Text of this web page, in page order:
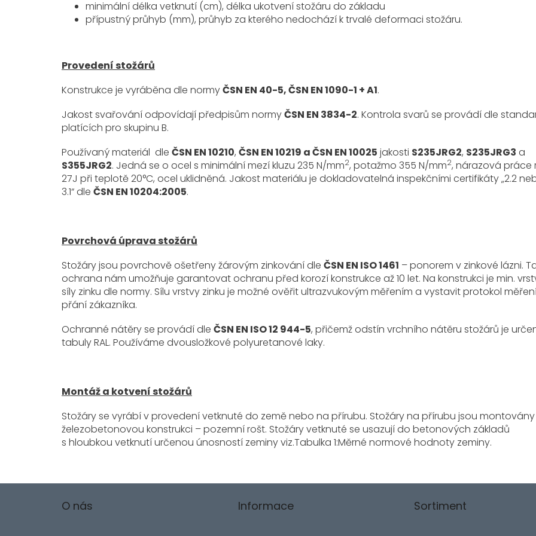
minimální délka vetknutí (cm), délka ukotvení stožáru do základu
přípustný průhyb (mm), průhyb za kterého nedochází k trvalé deformaci stožáru.
Provedení stožárů
Konstrukce je vyráběna dle normyČSN EN 40-5, ČSN EN 1090-1 + A1.
Jakost svařování odpovídají předpisům normyČSN EN 3834-2. Kontrola svarů se provádí dle
platících pro skupinu B.
Používaný materiál dle ČSN EN 10210, ČSN EN 10219 a ČSN EN 10025 jakosti S235JRG2, S235JRG3 a
S355JRG2. Jedná se o ocel s minimální mezí kluzu 235 N/mm2, potažmo 355 N/mm2, nárazová práce
27J při teplotě 20°C, ocel uklidněná. Jakost materiálu je dokladovatelná inspekčními certifikáty „2.2
3.1“ dle ČSN EN 10204:2005.
Povrchová úprava stožárů
Stožáry jsou povrchově ošetřeny žárovým zinkování dle ČSN EN ISO 1461 – ponorem v zinkové lázni.
ochrana nám umožňuje garantovat ochranu před korozí konstrukce až 10 let. Na konstrukci je min.
síly zinku dle normy. Sílu vrstvy zinku je možné ověřit ultrazvukovým měřením a vystavit protokol
přání zákazníka.
Ochranné nátěry se provádí dle ČSN EN ISO 12 944-5, přičemž odstín vrchního nátěru stožárů je
tabuly RAL. Používáme dvousložkové polyuretanové laky.
Montáž a kotvení stožárů
Stožáry se vyrábí v provedení vetknuté do země nebo na přírubu. Stožáry na přírubu jsou
železobetonovou konstrukci – pozemní rošt. Stožáry vetknuté se usazují do betonových základů
s hloubkou vetknutí určenou únosností zeminy viz.Tabulka 1:Měrné normové hodnoty zeminy.
O nás Informace Sortiment